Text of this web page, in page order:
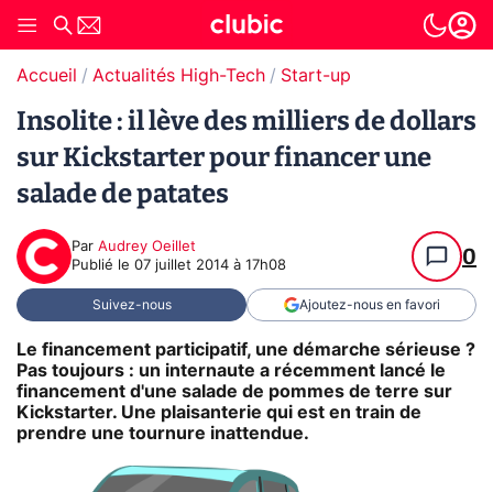
Accueil Actualités High-Tech Start-up
Insolite : il lève des milliers de dollars
sur Kickstarter pour financer une
salade de patates
Par Audrey Oeillet
Publié le 07 juillet 2014 à 17h08 0
Suivez-nous Ajoutez-nous en favori
Le financement participatif, une démarche sérieuse ?
Pas toujours : un internaute a récemment lancé le
financement d'une salade de pommes de terre sur
Kickstarter. Une plaisanterie qui est en train de
prendre une tournure inattendue.